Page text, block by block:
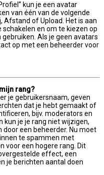
kun je een avatar
van één van de volgende
Afstand of Upload. Het is aan
en om te kiezen op
Als je geen avatars
op met een beheerder voor
rang?
je gebruikersnaam, geven
dat je hebt gemaakt of
bijv. moderators en
kun je je rang niet wijzigen,
een beheerder. Nu moet
te spammen met
voor een hogere rang. Dit
effect, een
je berichten aantal doen